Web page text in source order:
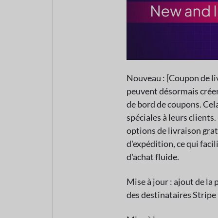
Nouveau : [Coupon de
peuvent désormais
de bord de coupons.
spéciales à leurs
options de livraison
d'expédition, ce qui
d'achat fluide.
Mise à jour : ajout de
des destinataires